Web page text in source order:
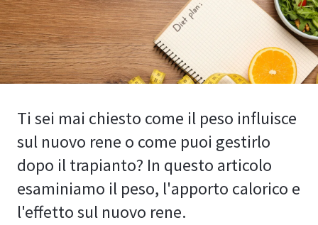
Ti sei mai chiesto come il peso influisce
sul nuovo rene o come puoi gestirlo
dopo il trapianto? In questo articolo
esaminiamo il peso, l'apporto calorico e
l'effetto sul nuovo rene.